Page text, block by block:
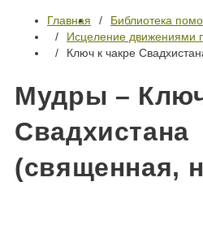
Главная
Библиотека
Исцеление движениями
Ключ к чакре
Мудры –
Свадхистана
(священная,